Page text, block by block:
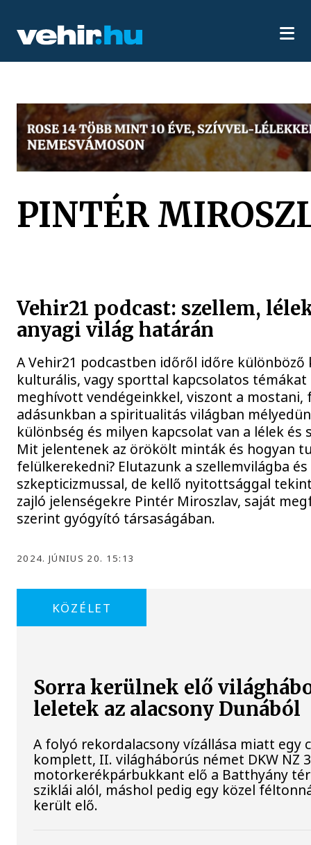
PINTÉR
Vehir21 podcast: szellem,
anyagi világ határán
A Vehir21 podcastben időről időre különböző
kulturális, vagy sporttal kapcsolatos
meghívott vendégeinkkel, viszont a
adásunkban a spiritualitás világban
különbség és milyen kapcsolat van a lélek és
Mit jelentenek az örökölt minták és hogyan
felülkerekedni? Elutazunk a szellemvilágba és
szkepticizmussal, de kellő nyitottsággal
zajló jelenségekre Pintér Miroszlav, saját
szerint gyógyító társaságában.
2024. JÚNIUS 20. 15:13
KÖZÉLET
Sorra kerülnek elő
leletek az alacsony Dunából
A folyó rekordalacsony vízállása miatt egy
komplett, II. világháborús német DKW NZ
motorkerékpárbukkant elő a Batthyány
sziklái alól, máshol pedig egy közel
került elő.